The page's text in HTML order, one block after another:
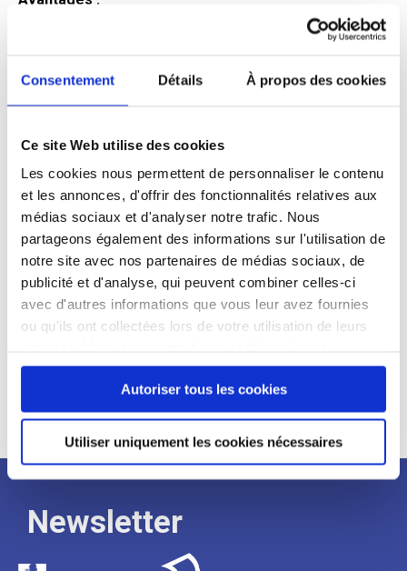
Consentement Détails À propos des cookies
Ce site Web utilise des cookies
Les cookies nous permettent de personnaliser le contenu
et les annonces, d'offrir des fonctionnalités relatives aux
médias sociaux et d'analyser notre trafic. Nous
partageons également des informations sur l'utilisation de
notre site avec nos partenaires de médias sociaux, de
publicité et d'analyse, qui peuvent combiner celles-ci
avec d'autres informations que vous leur avez fournies
ou qu'ils ont collectées lors de votre utilisation de leurs
continuez à utiliser notre site Web.
Autoriser tous les cookies
Utiliser uniquement les cookies nécessaires
Profil du
candidat
Qualifications et diplômes :
Profil recherché :
Expérience :
Processus
de
recrutement
Newsletter